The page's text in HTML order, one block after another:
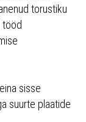
torustiku
tööd
sisse
suurte plaatide